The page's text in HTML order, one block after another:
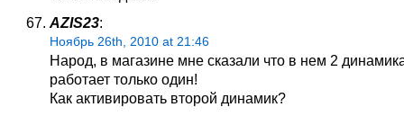
AZIS23:
Ноябрь 26th, 2010 at 21:46
Народ, в магазине мне сказали что в нем 2
работает только один!
Как активировать второй динамик?